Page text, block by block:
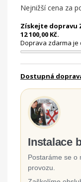
Nejnižší cena za
Získejte dopravu
12 100,00 Kč.
Doprava zdarma je
Dostupná
Instalace
Postaráme se o
provozu.